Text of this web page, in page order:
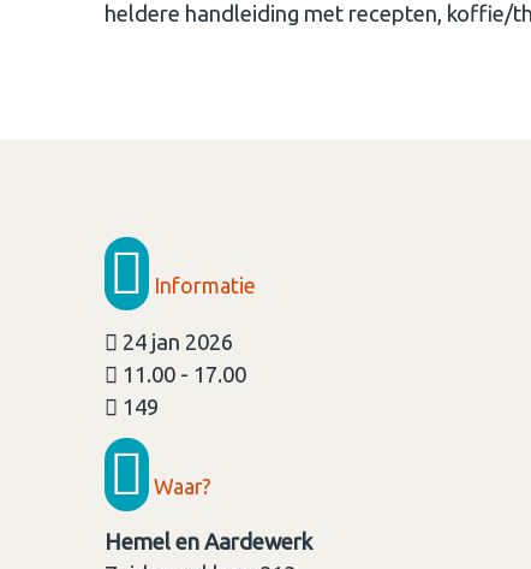
heldere handleiding met recepten, koffie/
Informatie
24 jan 2026
11.00 - 17.00
149
Waar?
Hemel en Aardewerk